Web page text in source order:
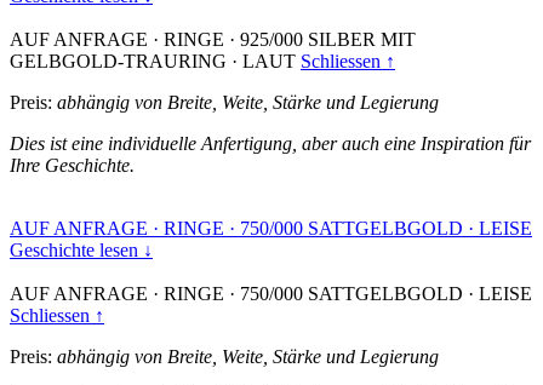
AUF ANFRAGE · RINGE · 925/000 SILBER MIT
GELBGOLD-TRAURING · LAUT Schliessen ↑
Preis: abhängig von Breite, Weite, Stärke und Legierung
Dies ist eine individuelle Anfertigung, aber auch eine Inspiration für
Ihre Geschichte.
AUF ANFRAGE · RINGE · 750/000 SATTGELBGOLD · LEISE
Geschichte lesen ↓
AUF ANFRAGE · RINGE · 750/000 SATTGELBGOLD · LEISE
Schliessen ↑
Preis: abhängig von Breite, Weite, Stärke und Legierung